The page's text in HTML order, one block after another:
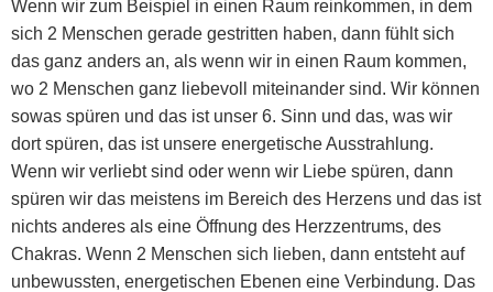
Wenn wir zum Beispiel in einen Raum reinkommen, in dem
sich 2 Menschen gerade gestritten haben, dann fühlt sich
das ganz anders an, als wenn wir in einen Raum kommen,
wo 2 Menschen ganz liebevoll miteinander sind. Wir können
sowas spüren und das ist unser 6. Sinn und das, was wir
dort spüren, das ist unsere energetische Ausstrahlung.
Wenn wir verliebt sind oder wenn wir Liebe spüren, dann
spüren wir das meistens im Bereich des Herzens und das ist
nichts anderes als eine Öffnung des Herzzentrums, des
Chakras. Wenn 2 Menschen sich lieben, dann entsteht auf
unbewussten, energetischen Ebenen eine Verbindung. Das